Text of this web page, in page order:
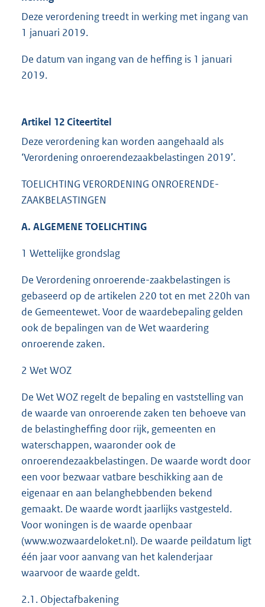
Deze verordening treedt in werking met ingang van
1 januari 2019.
De datum van ingang van de heffing is 1 januari
2019.
Artikel 12 Citeertitel
Deze verordening kan worden aangehaald als
‘Verordening onroerendezaakbelastingen 2019’.
TOELICHTING VERORDENING ONROERENDE-
ZAAKBELASTINGEN
A. ALGEMENE TOELICHTING
1 Wettelijke grondslag
De Verordening onroerende-zaakbelastingen is
gebaseerd op de artikelen 220 tot en met 220h van
de Gemeentewet. Voor de waardebepaling gelden
ook de bepalingen van de Wet waardering
onroerende zaken.
2 Wet WOZ
De Wet WOZ regelt de bepaling en vaststelling van
de waarde van onroerende zaken ten behoeve van
de belastingheffing door rijk, gemeenten en
waterschappen, waaronder ook de
onroerendezaakbelastingen. De waarde wordt door
een voor bezwaar vatbare beschikking aan de
eigenaar en aan belanghebbenden bekend
gemaakt. De waarde wordt jaarlijks vastgesteld.
Voor woningen is de waarde openbaar
(www.wozwaardeloket.nl). De waarde peildatum ligt
één jaar voor aanvang van het kalenderjaar
waarvoor de waarde geldt.
2.1. Objectafbakening